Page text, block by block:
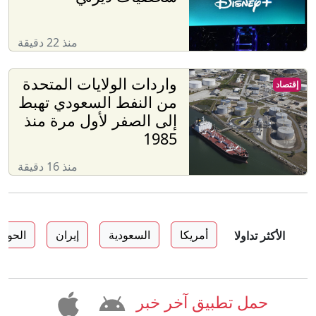
منذ 22 دقيقة
واردات الولايات المتحدة
من النفط السعودي تهبط
إلى الصفر لأول مرة منذ
1985
منذ 16 دقيقة
إقتصاد
الأكثر تداولا أمريكا السعودية إيران
حمل تطبيق آخر خبر